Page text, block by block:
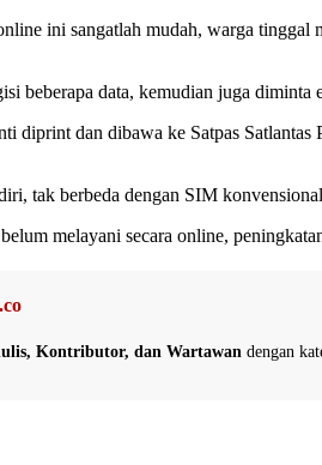
ini sangatlah mudah, warga
beberapa data, kemudian juga
diprint dan dibawa ke Satpas
tak berbeda dengan SIM
melayani secara online,
Kontributor, dan Wartawan dengan